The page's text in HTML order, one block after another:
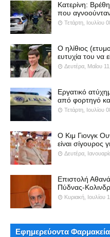
Κατερίνη:
που
Τετάρτη, Ιουλίου
Ο ηλίθιος
ευτυχία του να
Δευτέρα, Μαΐου
Εργατικό
από φορτηγό
Τετάρτη, Ιουλίου
Ο Κιμ Γιονγκ
είναι σίγουρος
Δευτέρα,
Επιστολή
Πύδνας-
Κυριακή, Ιουλίου
Εφημερεύοντα